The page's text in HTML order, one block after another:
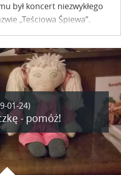
był koncert niezwykłego
„Teściowa Śpiewa”.
01-24)
- pomóż!